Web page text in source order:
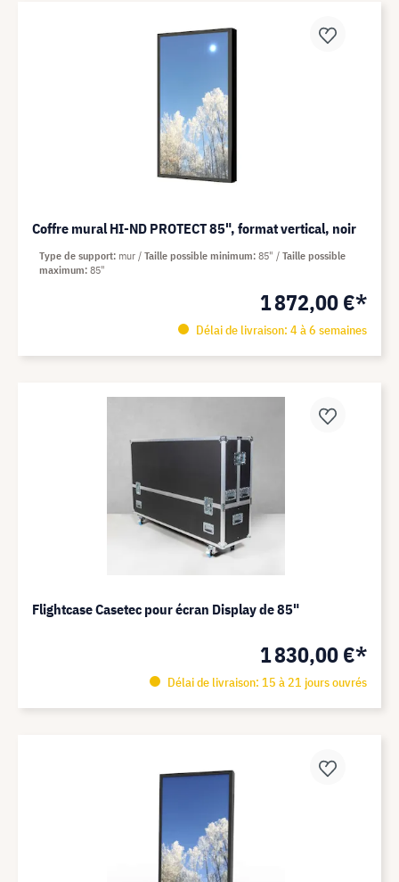
Coffre mural HI-ND PROTECT 85", format vertical, noir
1 872,00 €*
Délai de livraison: 4 à 6 semaines
Type de support mur Taille possible minimum 85"
Taille possible
maximum 85"
Flightcase Casetec pour écran Display de 85"
1 830,00 €*
Délai de livraison: 15 à 21 jours ouvrés